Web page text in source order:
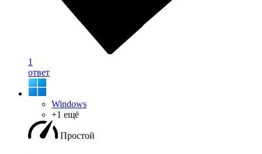
1
ответ
Windows
+1 ещё
Простой